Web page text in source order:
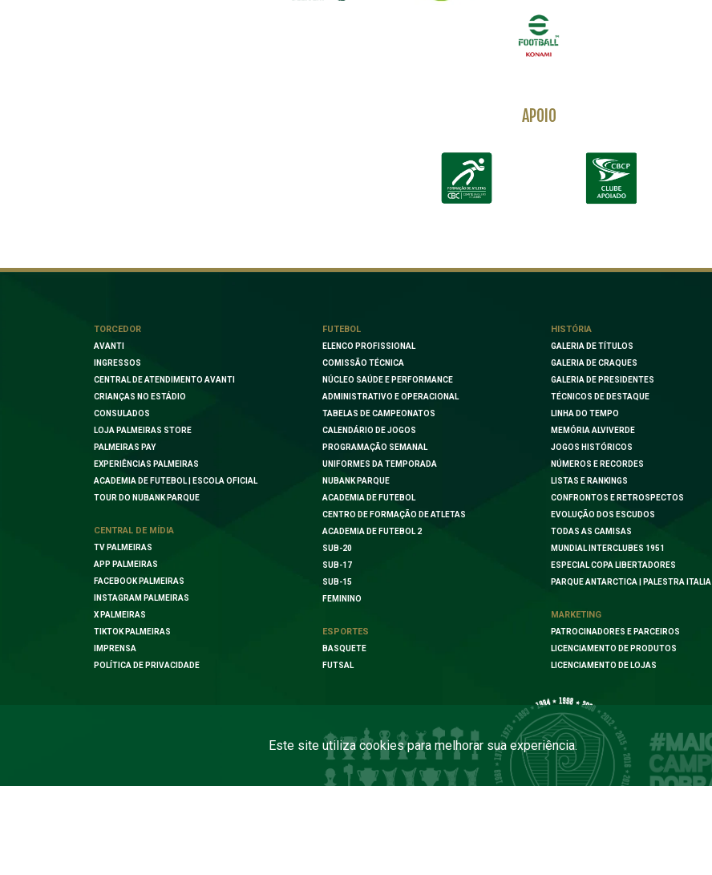
APOIO
TORCEDOR
AVANTI
INGRESSOS
CENTRAL DE ATENDIMENTO AVANTI
CRIANÇAS NO ESTÁDIO
CONSULADOS
LOJA PALMEIRAS STORE
PALMEIRAS PAY
EXPERIÊNCIAS PALMEIRAS
ACADEMIA DE FUTEBOL | ESCOLA OFICIAL
TOUR DO NUBANK PARQUE
CENTRAL DE MÍDIA
TV PALMEIRAS
APP PALMEIRAS
FACEBOOK PALMEIRAS
INSTAGRAM PALMEIRAS
X PALMEIRAS
TIKTOK PALMEIRAS
IMPRENSA
POLÍTICA DE PRIVACIDADE
FUTEBOL
ELENCO PROFISSIONAL
COMISSÃO TÉCNICA
NÚCLEO SAÚDE E PERFORMANCE
ADMINISTRATIVO E OPERACIONAL
TABELAS DE CAMPEONATOS
CALENDÁRIO DE JOGOS
PROGRAMAÇÃO SEMANAL
UNIFORMES DA TEMPORADA
NUBANK PARQUE
ACADEMIA DE FUTEBOL
CENTRO DE FORMAÇÃO DE ATLETAS
ACADEMIA DE FUTEBOL 2
SUB-20
SUB-17
SUB-15
FEMININO
ESPORTES
BASQUETE
FUTSAL
HISTÓRIA
GALERIA DE TÍTULOS
GALERIA DE CRAQUES
GALERIA DE PRESIDENTES
TÉCNICOS DE DESTAQUE
LINHA DO TEMPO
MEMÓRIA ALVIVERDE
JOGOS HISTÓRICOS
NÚMEROS E RECORDES
LISTAS E RANKINGS
CONFRONTOS E RETROSPECTOS
EVOLUÇÃO DOS ESCUDOS
TODAS AS CAMISAS
MUNDIAL INTERCLUBES 1951
ESPECIAL COPA LIBERTADORES
PARQUE ANTARCTICA | PALESTRA ITALIA
MARKETING
PATROCINADORES E PARCEIROS
LICENCIAMENTO DE PRODUTOS
LICENCIAMENTO DE LOJAS
Este site utiliza cookies para melhorar sua experiência.